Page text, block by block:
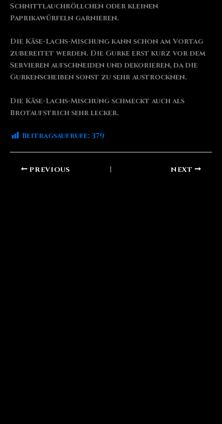
Schnittlauchröllchen oder kleinen
Paprikawürfeln garnieren.
Die Käse-Lachs-Mischung kann schon am Vortag
zubereitet werden. Die Gurke erst kurz vor dem
Servieren aufschneiden und dekorieren, da die
Gurkenscheiben sonst zu sehr austrocknen.
Die Käse-Lachs-Mischung schmeckt auch als
Brotaufstrich sehr lecker.
Beitragsaufrufe: 379
PREVIOUS NEXT